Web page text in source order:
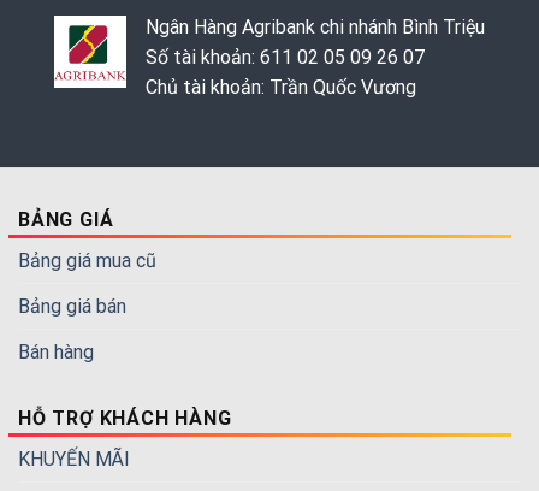
Ngân Hàng Agribank chi nhánh Bình Triệu
Số tài khoản: 611 02 05 09 26 07
Chủ tài khoản: Trần Quốc Vương
BẢNG GIÁ
Bảng giá mua cũ
Bảng giá bán
Bán hàng
HỖ TRỢ KHÁCH HÀNG
KHUYẾN MÃI